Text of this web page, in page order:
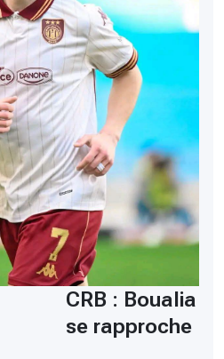
CRB : Boualia
se rapproche